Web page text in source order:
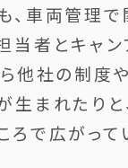
、車両管理で
当者とキャ
ら他社の制度
生まれたりと
ろで広がって